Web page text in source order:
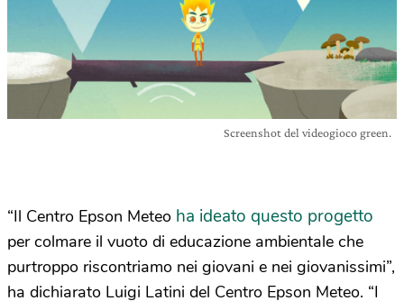
Screenshot del videogioco green.
“Il Centro Epson Meteo ha ideato questo progetto
per colmare il vuoto di educazione ambientale che
purtroppo riscontriamo nei giovani e nei giovanissimi”,
ha dichiarato Luigi Latini del Centro Epson Meteo. “I